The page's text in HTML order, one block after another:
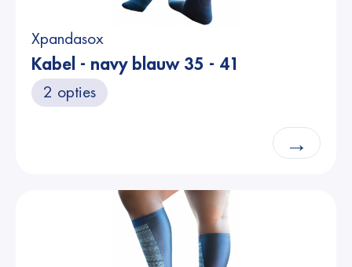
Xpandasox
Kabel - navy blauw 35 - 41
2 opties
→